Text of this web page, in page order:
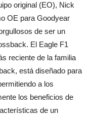
original (EO), Nick
OE para Goodyear
de ser un
El Eagle F1
reciente de la familia
está diseñado para
a los
los beneficios de
de un